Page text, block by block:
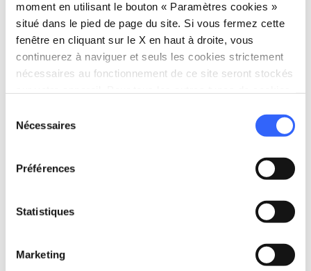
moment en utilisant le bouton « Paramètres cookies »
situé dans le pied de page du site. Si vous fermez cette
fenêtre en cliquant sur le X en haut à droite, vous
continuerez à naviguer et seuls les cookies strictement
nécessaires au fonctionnement de ce site seront stockés
Nécessaires
Préférences
Statistiques
Marketing
category
Catégorie
Montepulciano
stars
AOCG (Appellation d’Origine Contrôlée
home
Consortium de référence
Montepulciano (Consortium du Vin
Noble de Montepulciano)